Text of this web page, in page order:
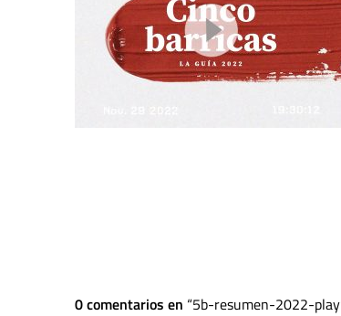
0 comentarios en 5b-resumen-2022-play